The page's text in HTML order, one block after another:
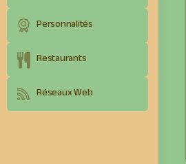
Personnalités
Restaurants
Réseaux Web